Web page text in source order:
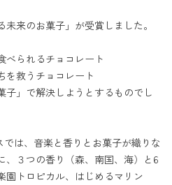
来のお菓子」が受賞しました。
べられるチョコレート
を救うチョコレート
子」で解決しようとするものでし
では、音楽と香りとお菓子が織りな
、３つの香り（森、南国、海）と6
園トロピカル、はじめるマリン